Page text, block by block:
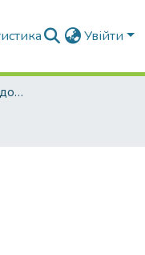
Увійти
Навчально-методичні документи